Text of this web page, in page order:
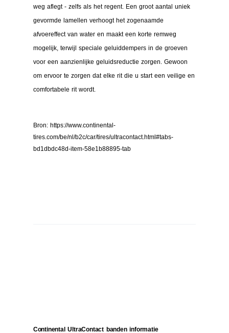
weg aflegt - zelfs als het regent. Een groot aantal uniek
gevormde lamellen verhoogt het zogenaamde
afvoereffect van water en maakt een korte remweg
mogelijk, terwijl speciale geluiddempers in de groeven
voor een aanzienlijke geluidsreductie zorgen. Gewoon
om ervoor te zorgen dat elke rit die u start een veilige en
comfortabele rit wordt.
Bron: https://www.continental-
tires.com/be/nl/b2c/car/tires/ultracontact.html#tabs-
bd1dbdc48d-item-58e1b88895-tab
Continental UltraContact banden informatie